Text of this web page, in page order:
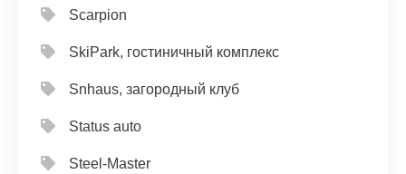
Scarpion
SkiPark, гостиничный комплекс
Snhaus, загородный клуб
Status auto
Steel-Master